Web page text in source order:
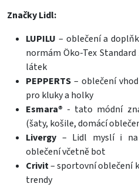
Značky Lidl:
LUPILU – oblečení a
normám Öko-Tex
látek
PEPPERTS – oblečení
pro kluky a holky
Esmara® - tato módní
(šaty, košile, domácí
Livergy – Lidl myslí i na
oblečení včetně bot
Crivit– sportovní oblečení
trendy